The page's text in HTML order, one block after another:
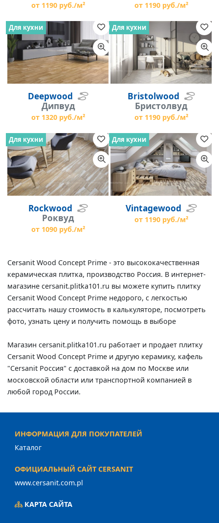
от 1190 руб./м² от 1190 руб./м²
Deepwood
Дипвуд
от 1320 руб./м²
Для кухни
Bristolwood
Бристолвуд
от 1190 руб./м²
Для кухни
Rockwood
Роквуд
от 1090 руб./м²
Для кухни
Vintagewood
от 1190 руб./м²
Для кухни
Cersanit Wood Concept Prime - это высококачественная
керамическая плитка, производство Россия. В интернет-
магазине cersanit.plitka101.ru вы можете купить плитку
Cersanit Wood Concept Prime недорого, с легкостью
рассчитать нашу стоимость в калькуляторе, посмотреть
фото, узнать цену и получить помощь в выборе
Магазин cersanit.plitka101.ru работает и продает плитку
Cersanit Wood Concept Prime и другую керамику, кафель
"Cersanit Россия" с доставкой на дом по Москве или
московской области или транспортной компанией в
любой город России.
ИНФОРМАЦИЯ ДЛЯ ПОКУПАТЕЛЕЙ
Каталог
ОФИЦИАЛЬНЫЙ САЙТ CERSANIT
www.cersanit.com.pl
КАРТА САЙТА